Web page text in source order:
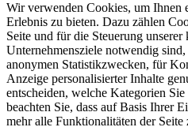
Wir verwenden Cookies, um Ihnen
Erlebnis zu bieten. Dazu zählen
Seite und für die Steuerung
Unternehmensziele notwendig
anonymen Statistikzwecken, für
Anzeige personalisierter Inhalte
entscheiden, welche Kategorien
beachten Sie, dass auf Basis Ihrer
mehr alle Funktionalitäten der Seite